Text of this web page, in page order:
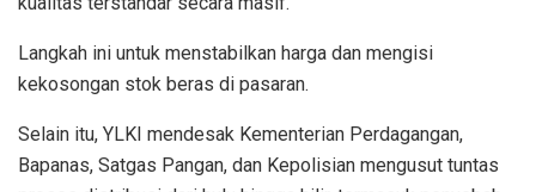
Langkah ini untuk menstabilkan harga dan mengisi
kekosongan stok beras di pasaran.
Selain itu, YLKI mendesak Kementerian Perdagangan,
Bapanas, Satgas Pangan, dan Kepolisian mengusut tuntas